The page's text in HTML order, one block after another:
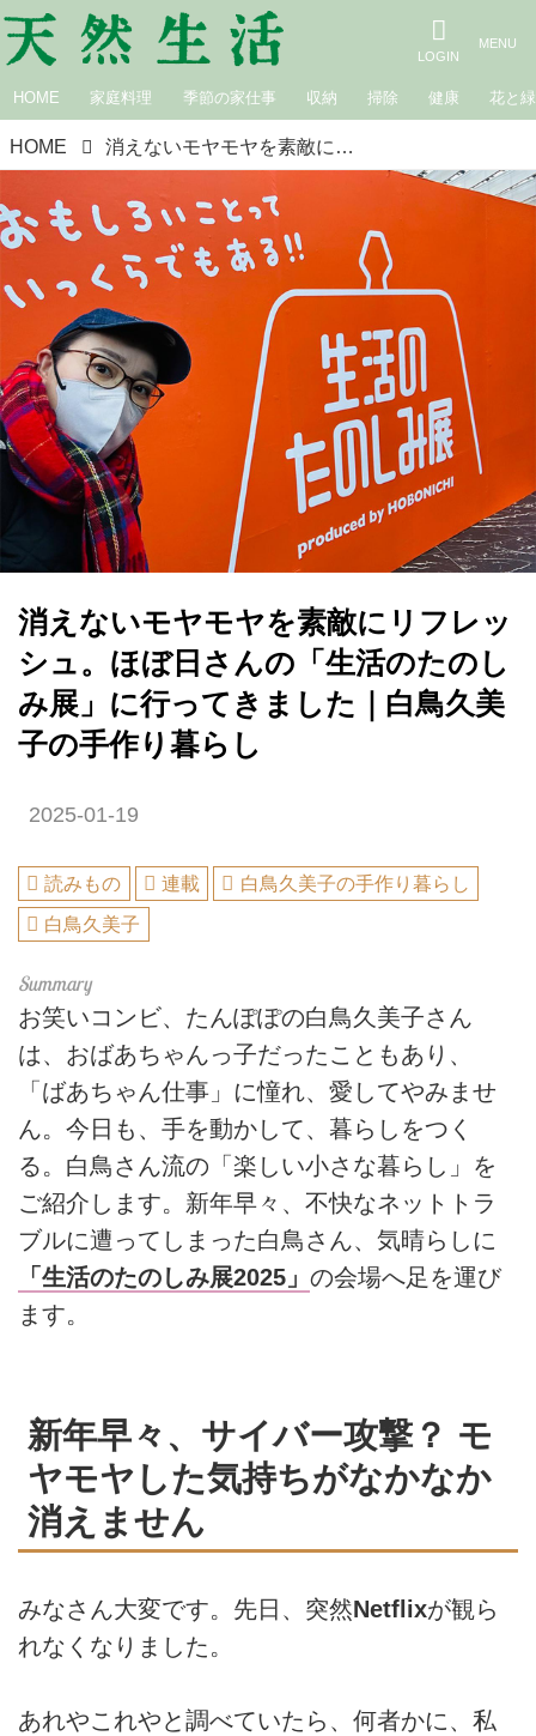
HOME 家庭料理 季節の家仕事 収納 掃除 健康 花と緑
HOME 消えないモヤモヤを素敵にリフレッシュ。ほぼ日さんの「生活のたのしみ展」に行ってきました｜白鳥久美子の手作り暮らし
消えないモヤモヤを素敵にリフレッ
シュ。ほぼ日さんの「生活のたのし
み展」に行ってきました｜白鳥久美
子の手作り暮らし
2025-01-19
読みもの 連載
白鳥久美子の手作り暮らし
白鳥久美子
お笑いコンビ、たんぽぽの白鳥久美子さん
は、おばあちゃんっ子だったこともあり、
「ばあちゃん仕事」に憧れ、愛してやみませ
ん。今日も、手を動かして、暮らしをつく
る。白鳥さん流の「楽しい小さな暮らし」を
ご紹介します。新年早々、不快なネットトラ
ブルに遭ってしまった白鳥さん、気晴らしに
「生活のたのしみ展2025」 の会場へ足を運び
ます。
新年早々、サイバー攻撃？ モ
ヤモヤした気持ちがなかなか
消えません
みなさん大変です。先日、突然Netflixが観ら
れなくなりました。
あれやこれやと調べていたら、何者かに、私